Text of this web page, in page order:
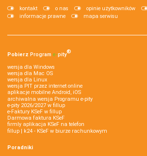
kontakt o nas opinie użytkowników
informacje prawne
mapa serwisu
Pobierz Program e‑pity®
wersja dla Windows
wersja dla Mac OS
wersja dla Linux
wersja PIT przez internet online
aplikacje mobilne Android, iOS
archiwalna wersja Programu e-pity
e-pity 2026/2027 w fillup
e‑Faktury KSeF w fillup
Darmowa faktura KSeF
firmly aplikacja KSeF na telefon
fillup | k24 - KSeF w biurze rachunkowym
Poradniki